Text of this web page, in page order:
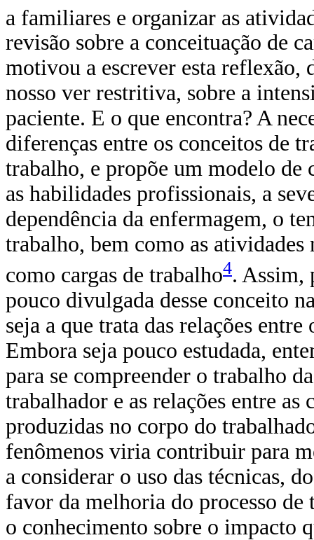
a familiares e organizar as
revisão sobre a conceituação de
motivou a escrever esta reflexão,
nosso ver restritiva, sobre a
paciente. E o que encontra? A
diferenças entre os conceitos de
trabalho, e propõe um modelo de
as habilidades profissionais, a
dependência da enfermagem, o
trabalho, bem como as
como cargas de trabalho4. Assim,
pouco divulgada desse conceito
seja a que trata das relações
Embora seja pouco estudada,
para se compreender o trabalho
trabalhador e as relações entre as
produzidas no corpo do
fenômenos viria contribuir para
a considerar o uso das técnicas,
favor da melhoria do processo
o conhecimento sobre o impacto